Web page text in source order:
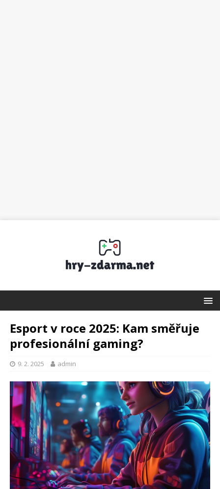
Esport v roce 2025: Kam směřuje
profesionální gaming?
9. 2. 2025 admin